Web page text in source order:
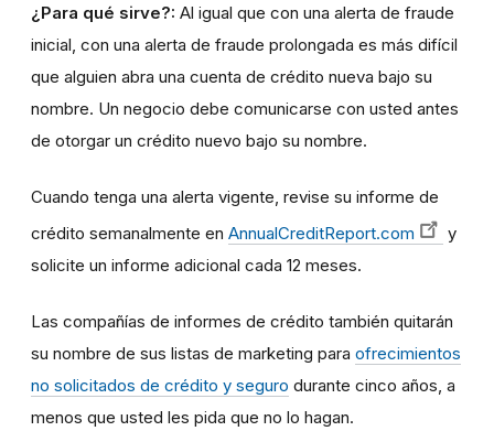
¿Para qué sirve?: Al igual que con una alerta de fraude
inicial, con una alerta de fraude prolongada es más difícil
que alguien abra una cuenta de crédito nueva bajo su
nombre. Un negocio debe comunicarse con usted antes
de otorgar un crédito nuevo bajo su nombre.
Cuando tenga una alerta vigente, revise su informe de
crédito semanalmente en AnnualCreditReport.com
y
solicite un informe adicional cada 12 meses.
Las compañías de informes de crédito también quitarán
su nombre de sus listas de marketing para ofrecimientos
no solicitados de crédito y seguro durante cinco años, a
menos que usted les pida que no lo hagan.